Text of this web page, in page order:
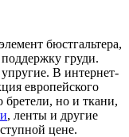
бюстгальтера,
груди.
В интернет-
европейского
бретели, но и ткани,
, ленты и другие
цене.